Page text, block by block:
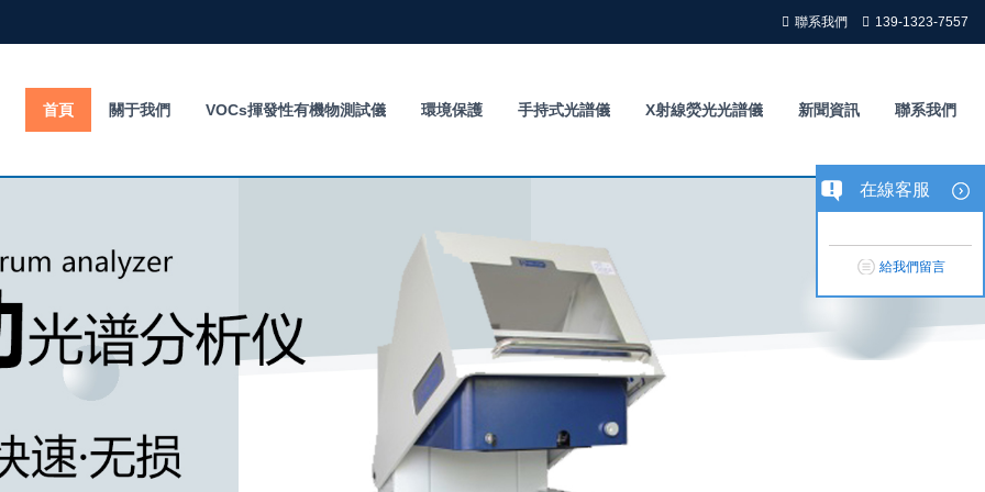
聯系我們 139-1323-7557
首頁 關于我們 VOCs揮發性有機物測試儀 環境保護 手持式光譜儀 X射線熒光光譜儀 新聞資訊 聯系我們
在線客服
給我們留言